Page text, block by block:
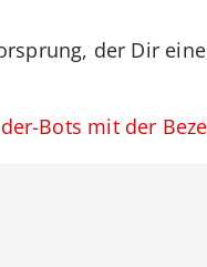
der Dir
Bots mit der